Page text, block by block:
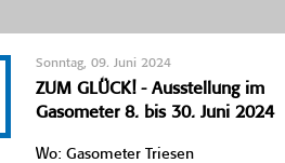
Sonntag, 09. Juni 2024
ZUM GLÜCK! - Ausstellung im
Gasometer 8. bis 30. Juni 2024
Wo: Gasometer Triesen